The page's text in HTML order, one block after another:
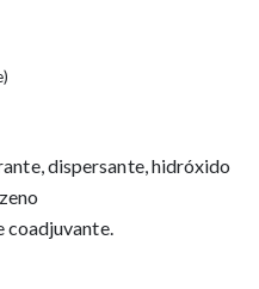
dispersante, hidróxido
coadjuvante.